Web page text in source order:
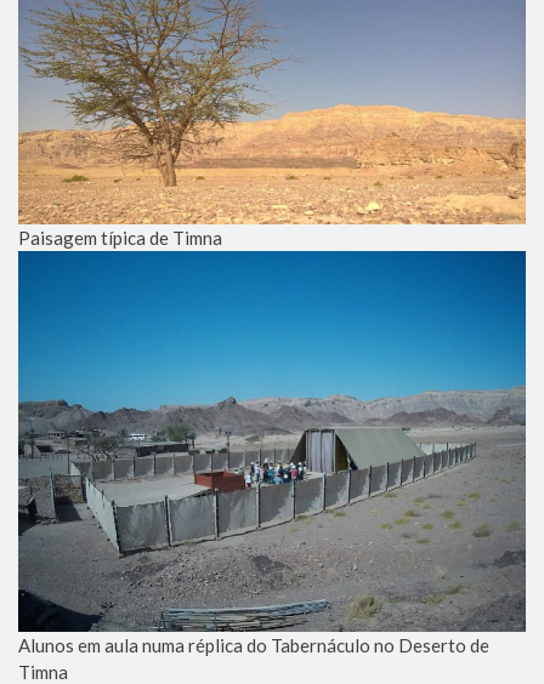
Paisagem típica de Timna
Alunos em aula numa réplica do Tabernáculo no Deserto de
Timna